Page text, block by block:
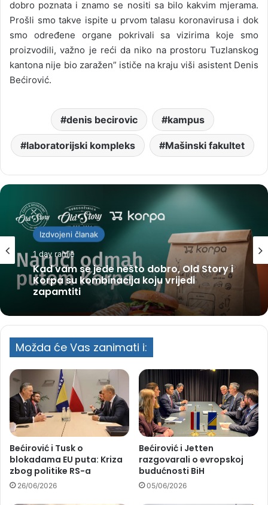
dobro poznata i znamo se nositi sa bilo kakvim mjerama.
Prošli smo takve ispite u prvom talasu koronavirusa i dok
smo određene organe pokrivali sa vizirima koje smo
proizvodili, važno je reći da niko na prostoru Tuzlanskog
kantona nije bio zaražen” ističe na kraju viši asistent Denis
Bećirović.
denis becirovic kampus
laboratorijski kompleks Mašinski fakultet
Izdvojeni članak
1 day ranije
Kad vam se jede nešto dobro, Old Story i
Korpa su kombinacija koju vrijedi
zapamtiti
Možda će Vas zanimati i:
Bećirović i Tusk o
blokadama EU puta: Kriza
zbog politike RS-a
26/06/2026
Bećirović i Jetten
razgovarali o evropskoj
budućnosti BiH
05/06/2026